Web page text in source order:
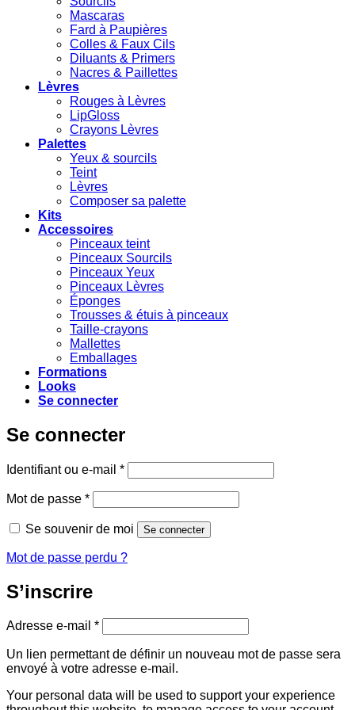
Mascaras
Fard à Paupières
Colles & Faux Cils
Diluants & Primers
Nacres & Paillettes
Lèvres
Rouges à Lèvres
LipGloss
Crayons Lèvres
Palettes
Yeux & sourcils
Teint
Lèvres
Composer sa palette
Kits
Accessoires
Pinceaux teint
Pinceaux Sourcils
Pinceaux Yeux
Pinceaux Lèvres
Éponges
Trousses & étuis à pinceaux
Taille-crayons
Mallettes
Emballages
Formations
Looks
Se connecter
Se connecter
Identifiant ou e-mail *Obligatoire
Mot de passe *Obligatoire
Se souvenir de moi Se connecter
Mot de passe perdu ?
S’inscrire
Adresse e-mail *Obligatoire
Un lien permettant de définir un nouveau mot de passe sera
envoyé à votre adresse e-mail.
Your personal data will be used to support your experience